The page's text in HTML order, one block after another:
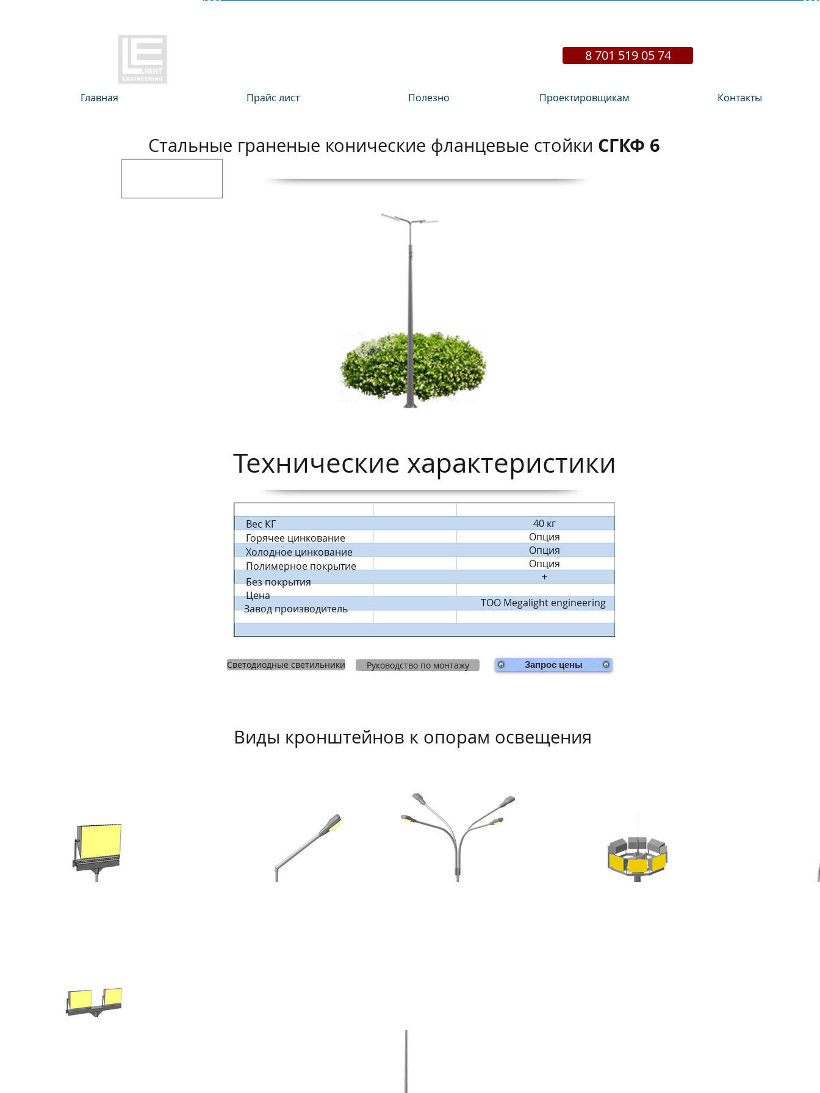
8 701 519 05 74
Главная Прайс лист Полезно Проектировщикам Контакты
Технические характеристики​
Полимерное покрытие
Руководство по монтажу Запрос цены
Светодиодные светильники
Стальные граненые конические фланцевые стойки СГКФ 6
40 кг
Опция
Опция
Опция
+
Вес КГ
Горячее цинкование
Холодное цинкование
Без покрытия
Завод производитель
Цена
ТОО Megalight engineering
Виды кронштейнов к опорам освещения